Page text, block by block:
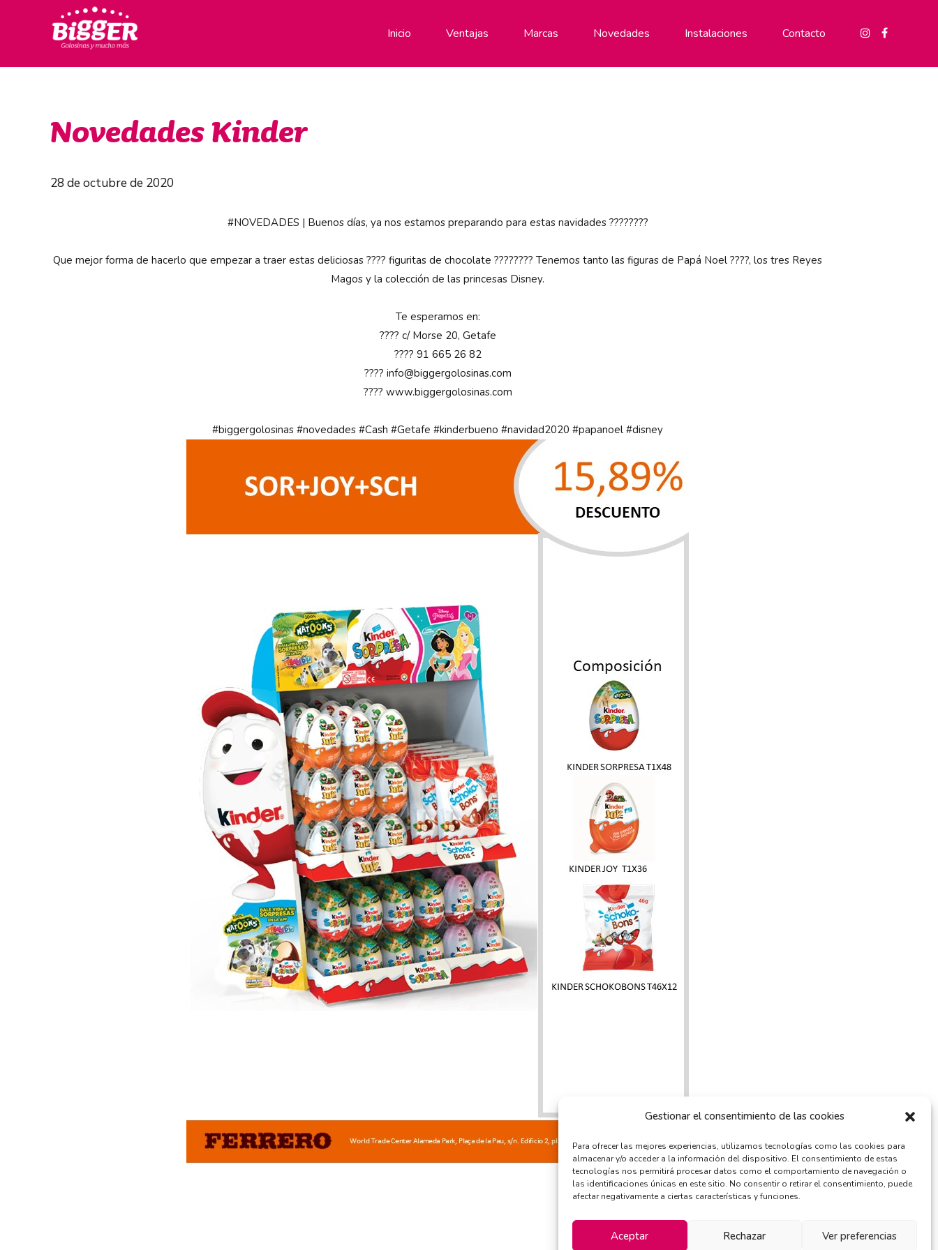
Gestionar el consentimiento de las cookies
Para ofrecer las mejores experiencias, utilizamos tecnologías como las cookies para
almacenar y/o acceder a la información del dispositivo. El consentimiento de estas
tecnologías nos permitirá procesar datos como el comportamiento de navegación o
las identificaciones únicas en este sitio. No consentir o retirar el consentimiento, puede
afectar negativamente a ciertas características y funciones.
Aceptar Rechazar Ver preferencias
Inicio Ventajas Marcas Novedades Instalaciones Contacto
Novedades Kinder
28 de octubre de 2020
#NOVEDADES | Buenos días, ya nos estamos preparando para estas navidades ????????
Que mejor forma de hacerlo que empezar a traer estas deliciosas ???? figuritas de chocolate ???????? Tenemos tanto las figuras de Papá Noel ????, los tres Reyes
Magos y la colección de las princesas Disney.
Te esperamos en:
???? c/ Morse 20, Getafe
???? 91 665 26 82
???? info@biggergolosinas.com
???? www.biggergolosinas.com
#biggergolosinas #novedades #Cash #Getafe #kinderbueno #navidad2020 #papanoel #disney